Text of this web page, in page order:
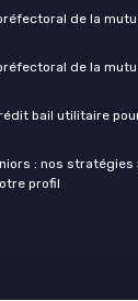
de la
de la
bail utilitaire
: nos stratégies
profil